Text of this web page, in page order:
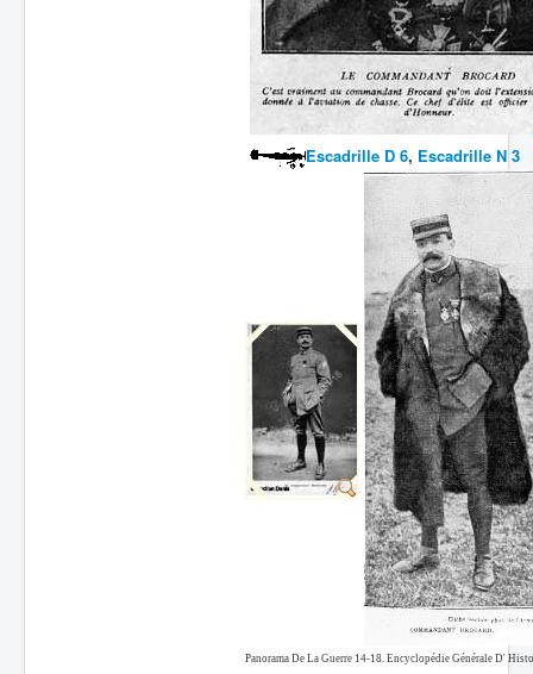
Escadrille D 6, Escadrille N 3
Panorama De La Guerre 14-18. Encyclopédie Générale D'